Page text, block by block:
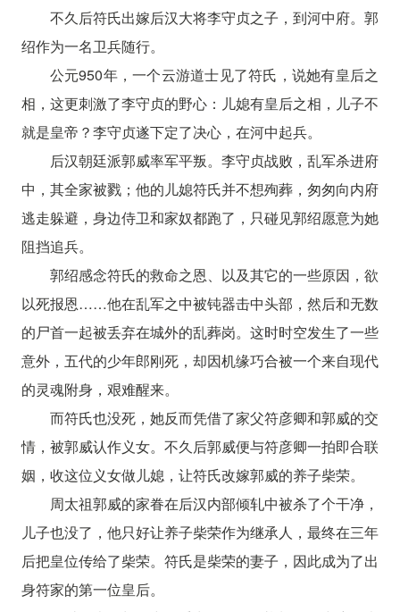
不久后符氏出嫁后汉大将李守贞之子，到河中府。郭
绍作为一名卫兵随行。
公元950年，一个云游道士见了符氏，说她有皇后之
相，这更刺激了李守贞的野心：儿媳有皇后之相，儿子不
就是皇帝？李守贞遂下定了决心，在河中起兵。
后汉朝廷派郭威率军平叛。李守贞战败，乱军杀进府
中，其全家被戮；他的儿媳符氏并不想殉葬，匆匆向内府
逃走躲避，身边侍卫和家奴都跑了，只碰见郭绍愿意为她
阻挡追兵。
郭绍感念符氏的救命之恩、以及其它的一些原因，欲
以死报恩……他在乱军之中被钝器击中头部，然后和无数
的尸首一起被丢弃在城外的乱葬岗。这时时空发生了一些
意外，五代的少年郎刚死，却因机缘巧合被一个来自现代
的灵魂附身，艰难醒来。
而符氏也没死，她反而凭借了家父符彦卿和郭威的交
情，被郭威认作义女。不久后郭威便与符彦卿一拍即合联
姻，收这位义女做儿媳，让符氏改嫁郭威的养子柴荣。
周太祖郭威的家眷在后汉内部倾轧中被杀了个干净，
儿子也没了，他只好让养子柴荣作为继承人，最终在三年
后把皇位传给了柴荣。符氏是柴荣的妻子，因此成为了出
身符家的第一位皇后。